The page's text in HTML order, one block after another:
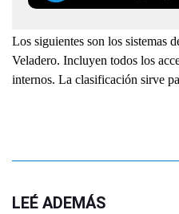
Los siguientes son los sistemas
Veladero. Incluyen todos los
internos. La clasificación sirve
LEÉ ADEMÁS